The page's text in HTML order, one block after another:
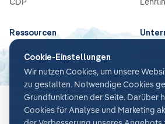
Ressourcen
Blog
Guides & Checklisten
Webinare
Case Studies
News
Cookie-Einstellungen
Wir nutzen Cookies, um unsere
zu gestalten. Notwendige Cookies
Grundfunktionen der Seite. Darüber
Cookies für Analyse und Marketing